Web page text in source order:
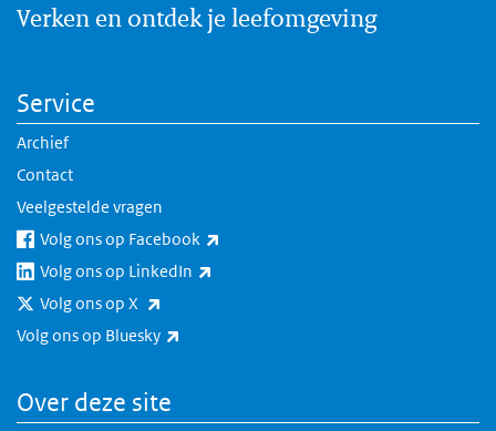
Verken en ontdek je leefomgeving
Service
Archief
Contact
Veelgestelde vragen
Volg ons op Facebook
Volg ons op LinkedIn
Volg ons op X
Volg ons op Bluesky
Over deze site